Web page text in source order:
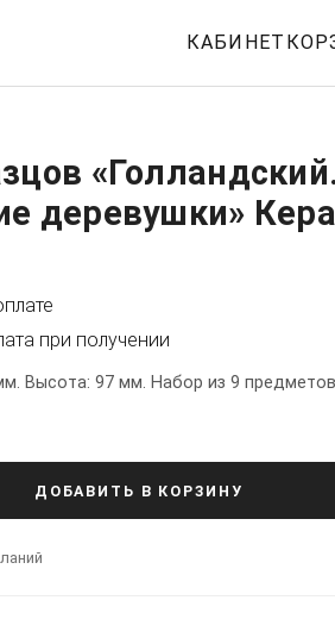
КАБИНЕТ
«Голландский.
деревушки»
при получении
Высота: 97 мм. Набор из 9
ДОБАВИТЬ В КОРЗИНУ